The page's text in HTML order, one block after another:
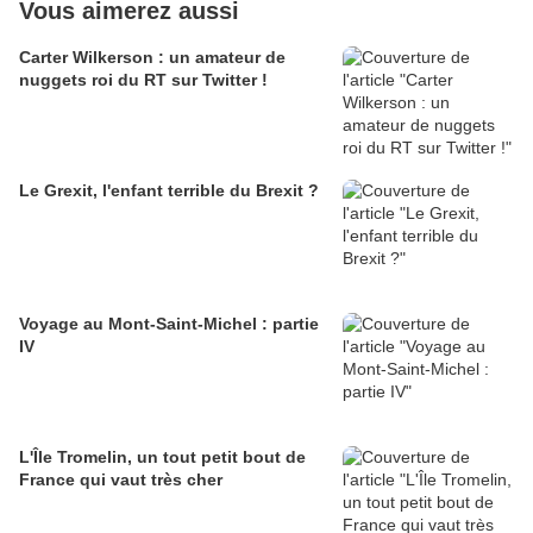
Vous aimerez aussi
Carter Wilkerson : un amateur de
nuggets roi du RT sur Twitter !
Le Grexit, l'enfant terrible du Brexit ?
Voyage au Mont-Saint-Michel : partie
IV
L'Île Tromelin, un tout petit bout de
France qui vaut très cher